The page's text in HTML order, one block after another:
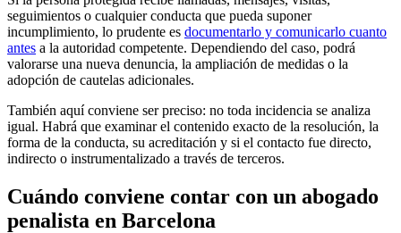
seguimientos o cualquier conducta que pueda suponer
incumplimiento, lo prudente es documentarlo y comunicarlo cuanto
antes a la autoridad competente. Dependiendo del caso, podrá
valorarse una nueva denuncia, la ampliación de medidas o la
adopción de cautelas adicionales.
También aquí conviene ser preciso: no toda incidencia se analiza
igual. Habrá que examinar el contenido exacto de la resolución, la
forma de la conducta, su acreditación y si el contacto fue directo,
indirecto o instrumentalizado a través de terceros.
Cuándo conviene contar con un abogado
penalista en Barcelona